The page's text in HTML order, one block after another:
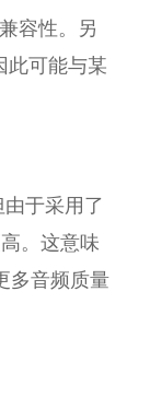
容性。另
此可能与某
于采用了
。这意味
多音频质量